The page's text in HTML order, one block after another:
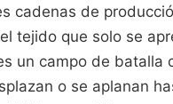
cadenas de
tejido que solo se
un campo de batalla
o se aplanan